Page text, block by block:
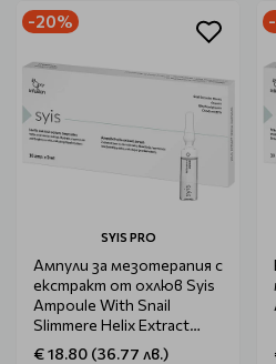
-20%
SYIS PRO
Ампули за мезотерапия с
екстракт от охлюв Syis
Ampoule With Snail
Slimmere Helix Extract
Serum 10x3ml
€ 18.80 (36.77 лв.)